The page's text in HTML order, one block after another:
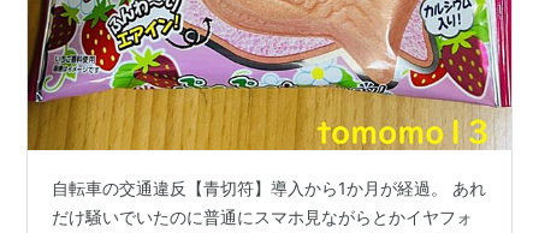
自転車の交通違反【青切符】導入から1か月が経過。 あれ
だけ騒いでいたのに普通にスマホ見ながらとかイヤフォ